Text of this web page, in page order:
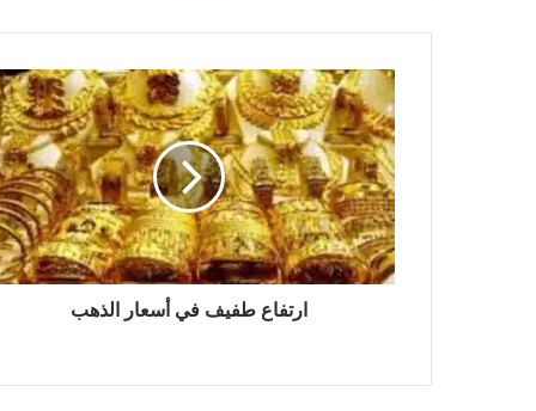
ارتفاع طفيف في أسعار الذهب